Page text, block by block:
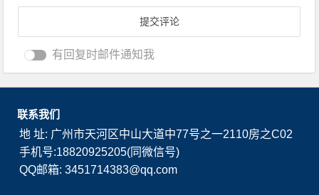
有回复时邮件通知我
联系我们
地 址: 广州市天河区中山大道中77号之一2110房之C02
手机号:18820925205(同微信号)
QQ邮箱: 3451714383@qq.com